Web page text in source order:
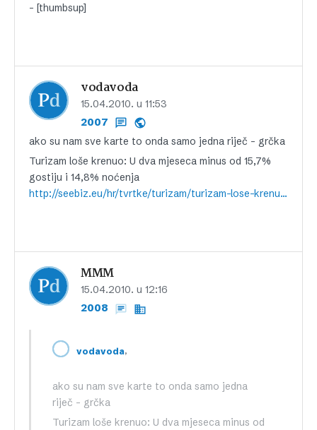
– [thumbsup]
vodavoda
15.04.2010. u 11:53
2007
ako su nam sve karte to onda samo jedna riječ – grčka
Turizam loše krenuo: U dva mjeseca minus od 15,7%
gostiju i 14,8% noćenja
http://seebiz.eu/hr/tvrtke/turizam/turizam-lose-krenuo-u-dva-mjeseca-minus-od-15%2c7%25-gostiju-i-14%2c8%25-nocenja,74332.html
MMM
15.04.2010. u 12:16
2008
vodavoda,
ako su nam sve karte to onda samo jedna
riječ – grčka
Turizam loše krenuo: U dva mjeseca minus od